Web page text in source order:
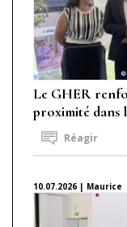
Le GHER
proximité dans
Réagir
10.07.2026 | Maurice